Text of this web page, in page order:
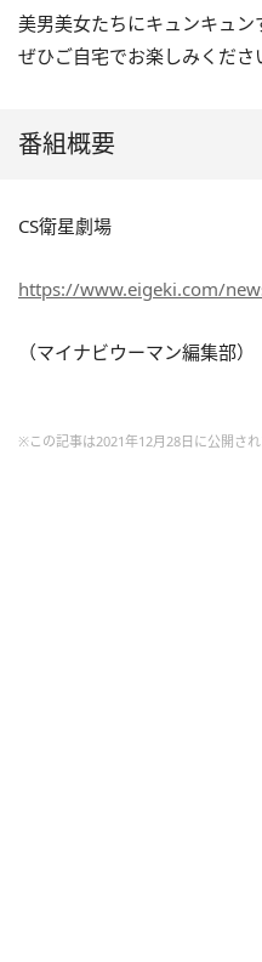
美男美女たちにキュンキュン
ぜひご自宅でお楽しみくださ
番組概要
CS衛星劇場
https://www.eigeki.com/
（マイナビウーマン編集部）
※この記事は2021年12月28日に公開さ